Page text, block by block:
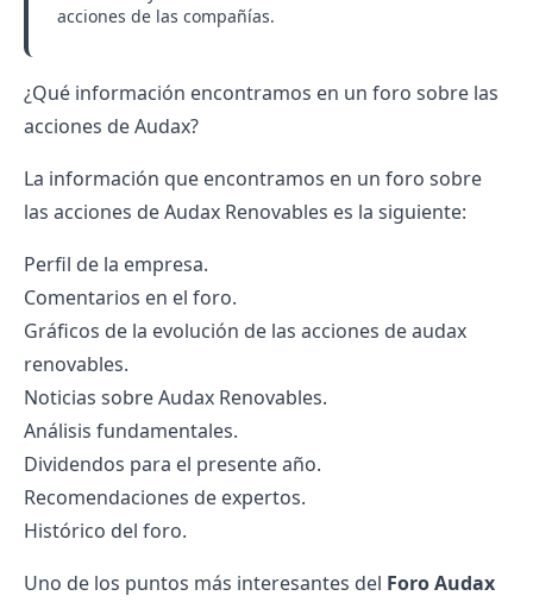
acciones de las compañías.
¿Qué información encontramos en un foro sobre las
acciones de Audax?
La información que encontramos en un foro sobre
las acciones de Audax Renovables es la siguiente:
Perfil de la empresa.
Comentarios en el foro.
Gráficos de la evolución de las acciones de audax
renovables.
Noticias sobre Audax Renovables.
Análisis fundamentales.
Dividendos para el presente año.
Recomendaciones de expertos.
Histórico del foro.
Uno de los puntos más interesantes del Foro Audax